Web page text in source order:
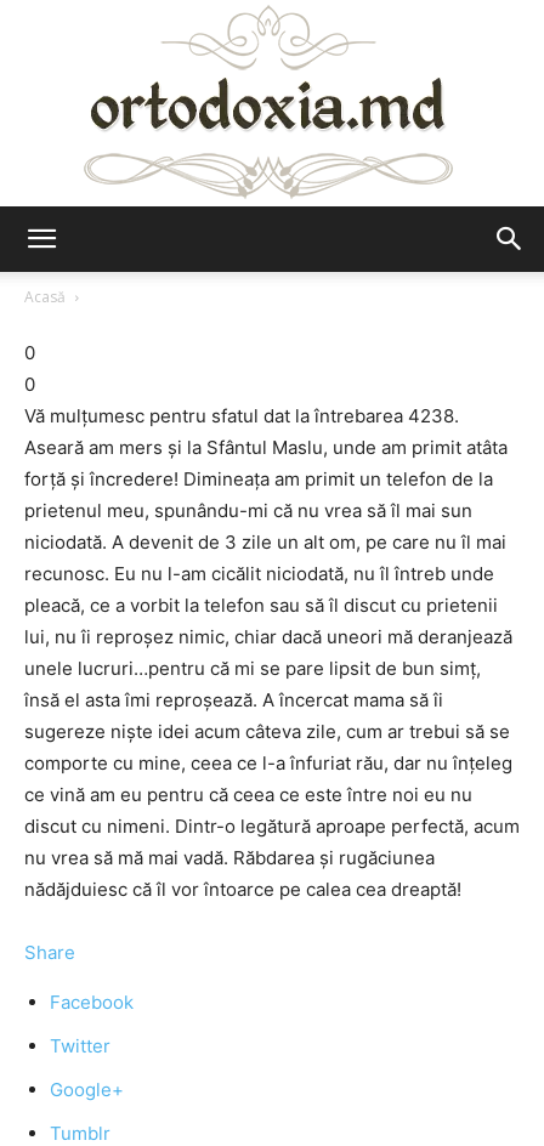
Acasă
0
0
Vă mulţumesc pentru sfatul dat la întrebarea 4238.
Aseară am mers şi la Sfântul Maslu, unde am primit atâta
forţă şi încredere! Dimineaţa am primit un telefon de la
prietenul meu, spunându-mi că nu vrea să îl mai sun
niciodată. A devenit de 3 zile un alt om, pe care nu îl mai
recunosc. Eu nu l-am cicălit niciodată, nu îl întreb unde
pleacă, ce a vorbit la telefon sau să îl discut cu prietenii
lui, nu îi reproşez nimic, chiar dacă uneori mă deranjează
unele lucruri…pentru că mi se pare lipsit de bun simţ,
însă el asta îmi reproşează. A încercat mama să îi
sugereze nişte idei acum câteva zile, cum ar trebui să se
comporte cu mine, ceea ce l-a înfuriat rău, dar nu înţeleg
ce vină am eu pentru că ceea ce este între noi eu nu
discut cu nimeni. Dintr-o legătură aproape perfectă, acum
nu vrea să mă mai vadă. Răbdarea şi rugăciunea
nădăjduiesc că îl vor întoarce pe calea cea dreaptă!
Share
Facebook
Twitter
Google+
Tumblr